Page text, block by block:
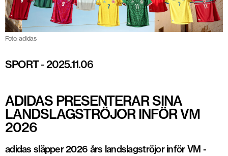
Foto: adidas
SPORT- 2025.11.06
ADIDAS PRESENTERAR SINA
LANDSLAGSTRÖJOR INFÖR VM
2026
adidas släpper 2026 års landslagströjor inför VM -